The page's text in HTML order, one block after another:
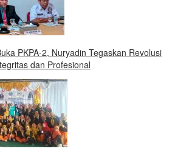
PKPA-2, Nuryadin Tegaskan Revolusi
dan Profesional